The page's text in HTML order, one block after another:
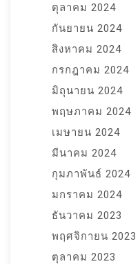
ตุลาคม 2024
กันยายน 2024
สิงหาคม 2024
กรกฎาคม 2024
มิถุนายน 2024
พฤษภาคม 2024
เมษายน 2024
มีนาคม 2024
กุมภาพันธ์ 2024
มกราคม 2024
ธันวาคม 2023
พฤศจิกายน 2023
ตุลาคม 2023